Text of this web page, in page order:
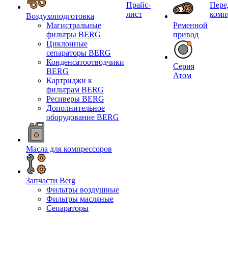
Воздухоподготовка
Магистральные
фильтры BERG
Циклонные
сепараторы BERG
Конденсатоотводчики
BERG
Картриджи к
фильтрам BERG
Ресиверы BERG
Дополнительное
оборудование BERG
Масла для компрессоров
Запчасти Berg
Фильтры воздушные
Фильтры масляные
Сепараторы
Прайс-
лист
Ременной
привод
Серия
Атом